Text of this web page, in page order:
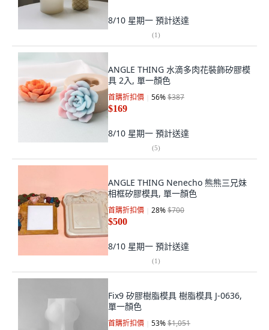
8/10 星期一 預計送達
(1)
ANGLE THING 水滴多肉花裝飾矽膠模
具 2入, 單一顏色
首購折扣價 56%$387
$169
8/10 星期一 預計送達
(5)
ANGLE THING Nenecho 熊熊三兄妹
相框矽膠模具, 單一顏色
首購折扣價 28%$700
$500
8/10 星期一 預計送達
(1)
Fix9 矽膠樹脂模具 樹脂模具 J-0636,
單一顏色
首購折扣價 53%$1,051